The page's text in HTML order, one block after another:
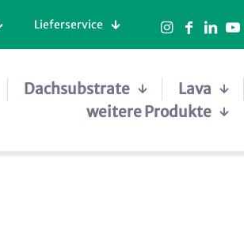
Lieferservice
Dachsubstrate
Lava
weitere Produkte